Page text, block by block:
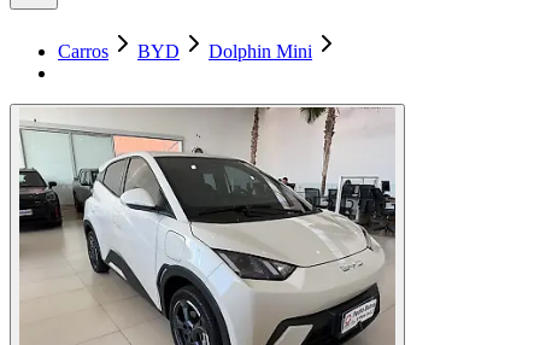
Carros BYD Dolphin Mini